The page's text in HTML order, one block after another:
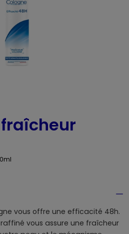
vous offre une efficacité 48h.
vous assure une fraîcheur